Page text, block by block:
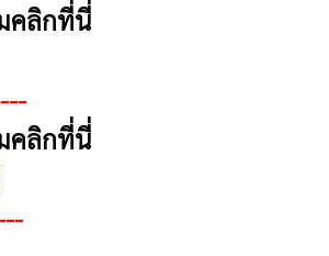
คลิกที่นี่
คลิกที่นี่